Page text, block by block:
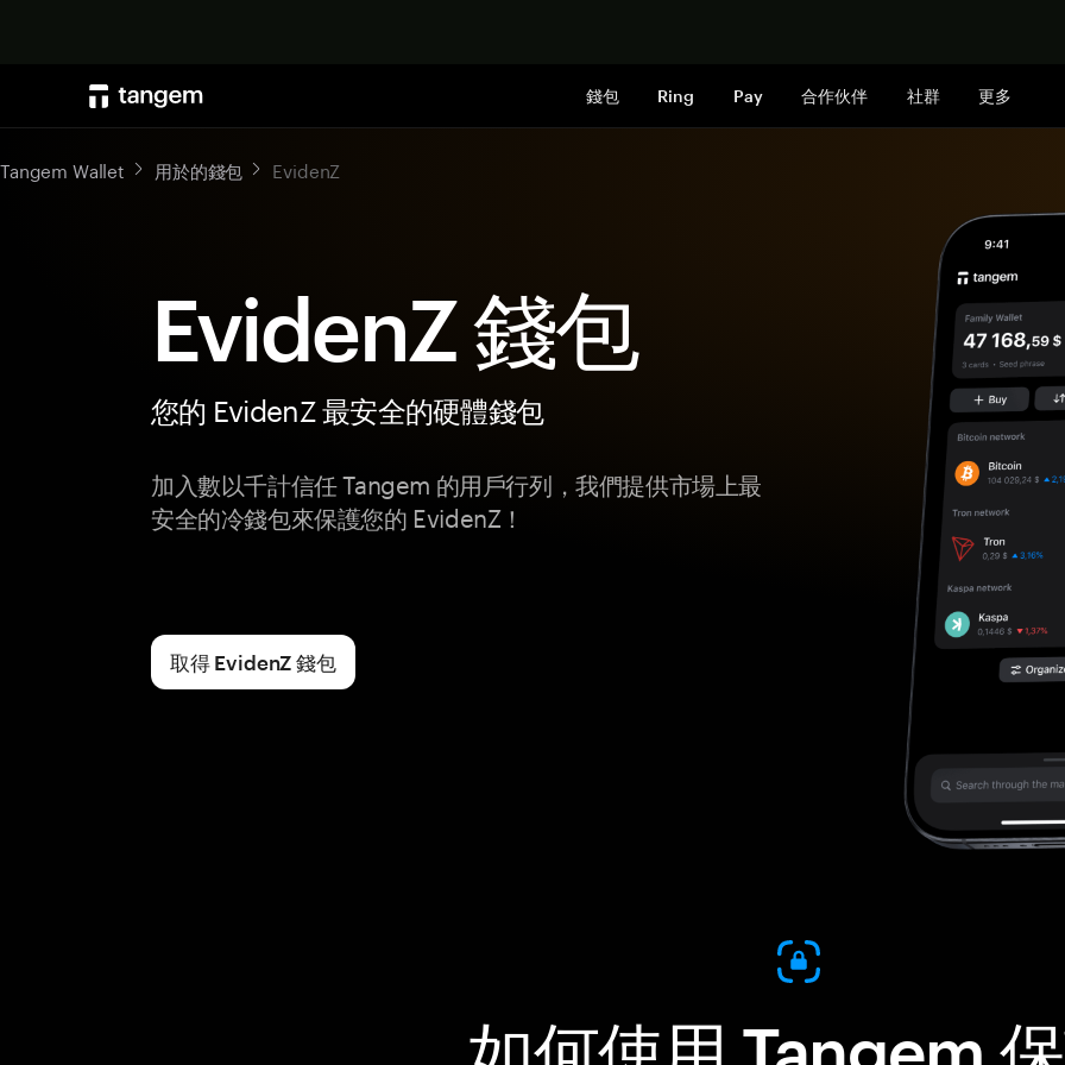
錢包 Ring Pay 合作伙伴 社群 更多
Tangem Wallet 用於的錢包 EvidenZ
EvidenZ 錢包
您的 EvidenZ 最安全的硬體錢包
加入數以千計信任 Tangem 的用戶行列，我們提供市場上最
安全的冷錢包來保護您的 EvidenZ！
取得 EvidenZ 錢包